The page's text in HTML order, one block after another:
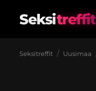
Seksitreffit
Seksitreffit Uusimaa